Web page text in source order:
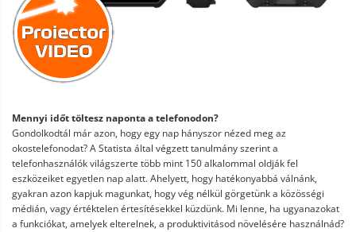
Mennyi időt töltesz naponta a telefonodon?
Gondolkodtál már azon, hogy egy nap hányszor nézed meg az
okostelefonodat? A Statista által végzett tanulmány szerint a
telefonhasználók világszerte több mint 150 alkalommal oldják fel
eszközeiket egyetlen nap alatt. Ahelyett, hogy hatékonyabbá válnánk,
gyakran azon kapjuk magunkat, hogy vég nélkül görgetünk a közösségi
médián, vagy értéktelen értesítésekkel küzdünk. Mi lenne, ha ugyanazokat
a funkciókat, amelyek elterelnek, a produktivitásod növelésére használnád?